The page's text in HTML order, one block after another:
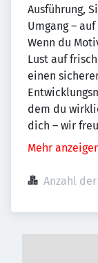
Ausführung,
Umgang –
Wenn du
Lust auf
einen
dem du
dich – wir
Mehr
Anzahl